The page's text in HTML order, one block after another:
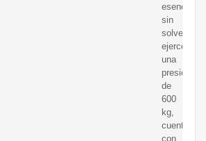
esenciales
sin
solventes,
ejerce
una
presión
de
600
kg,
cuenta
con